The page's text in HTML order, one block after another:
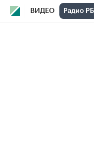
ВИДЕО